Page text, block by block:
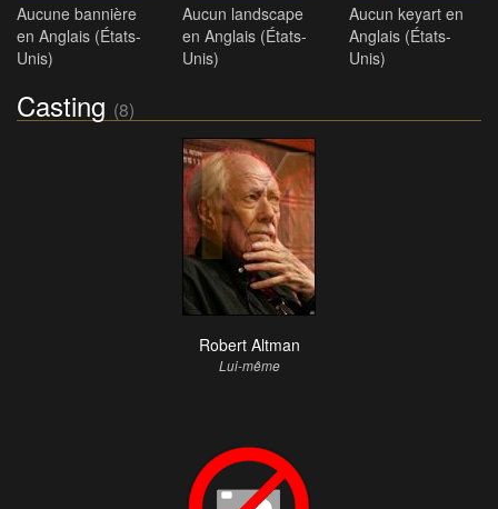
Aucune bannière
en Anglais (États-
Unis)
Aucun landscape
en Anglais (États-
Unis)
Aucun keyart en
Anglais (États-
Unis)
Casting (8)
Robert Altman
Lui-même